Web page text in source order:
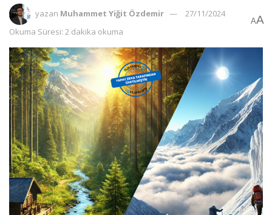
yazan Muhammet Yiğit Özdemir
27/11/2024
Okuma Süresi: 2 dakika okuma
AA